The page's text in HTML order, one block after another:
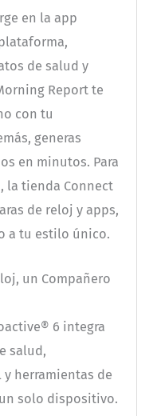
en la app
de salud y
Report te
con tu
generas
en minutos. Para
la tienda Connect
de reloj y apps,
a tu estilo único.
un Compañero
6 integra
salud,
herramientas de
solo dispositivo.